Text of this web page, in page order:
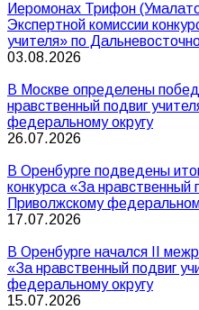
Иеромонах Трифон
Экспертной комиссии
учителя» по
03.08.2026
В Москве определены
нравственный подвиг
федеральному округу
26.07.2026
В Оренбурге подведены
конкурса «За нравственный
Приволжскому
17.07.2026
В Оренбурге начался II
«За нравственный подвиг
федеральному округу
15.07.2026